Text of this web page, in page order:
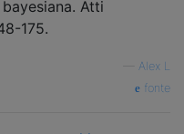
Atti
175.
Alex L
fonte